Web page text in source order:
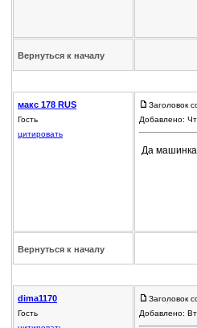
Вернуться к началу
макс 178 RUS
Гость
цитировать
Заголовок
Добавлено:
Да машинка
Вернуться к началу
dima1170
Гость
Заголовок
Добавлено: